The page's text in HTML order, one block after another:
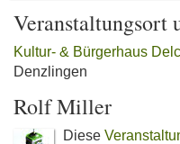
Veranstaltungsort
Kultur- & Bürgerhaus
Denzlingen
Rolf Miller
Diese